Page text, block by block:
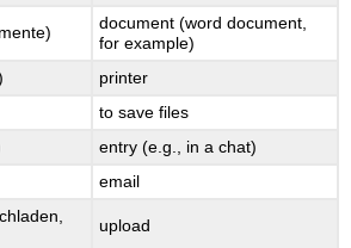
document (word document,
for example)
printer
to save files
entry (e.g., in a chat)
email
upload